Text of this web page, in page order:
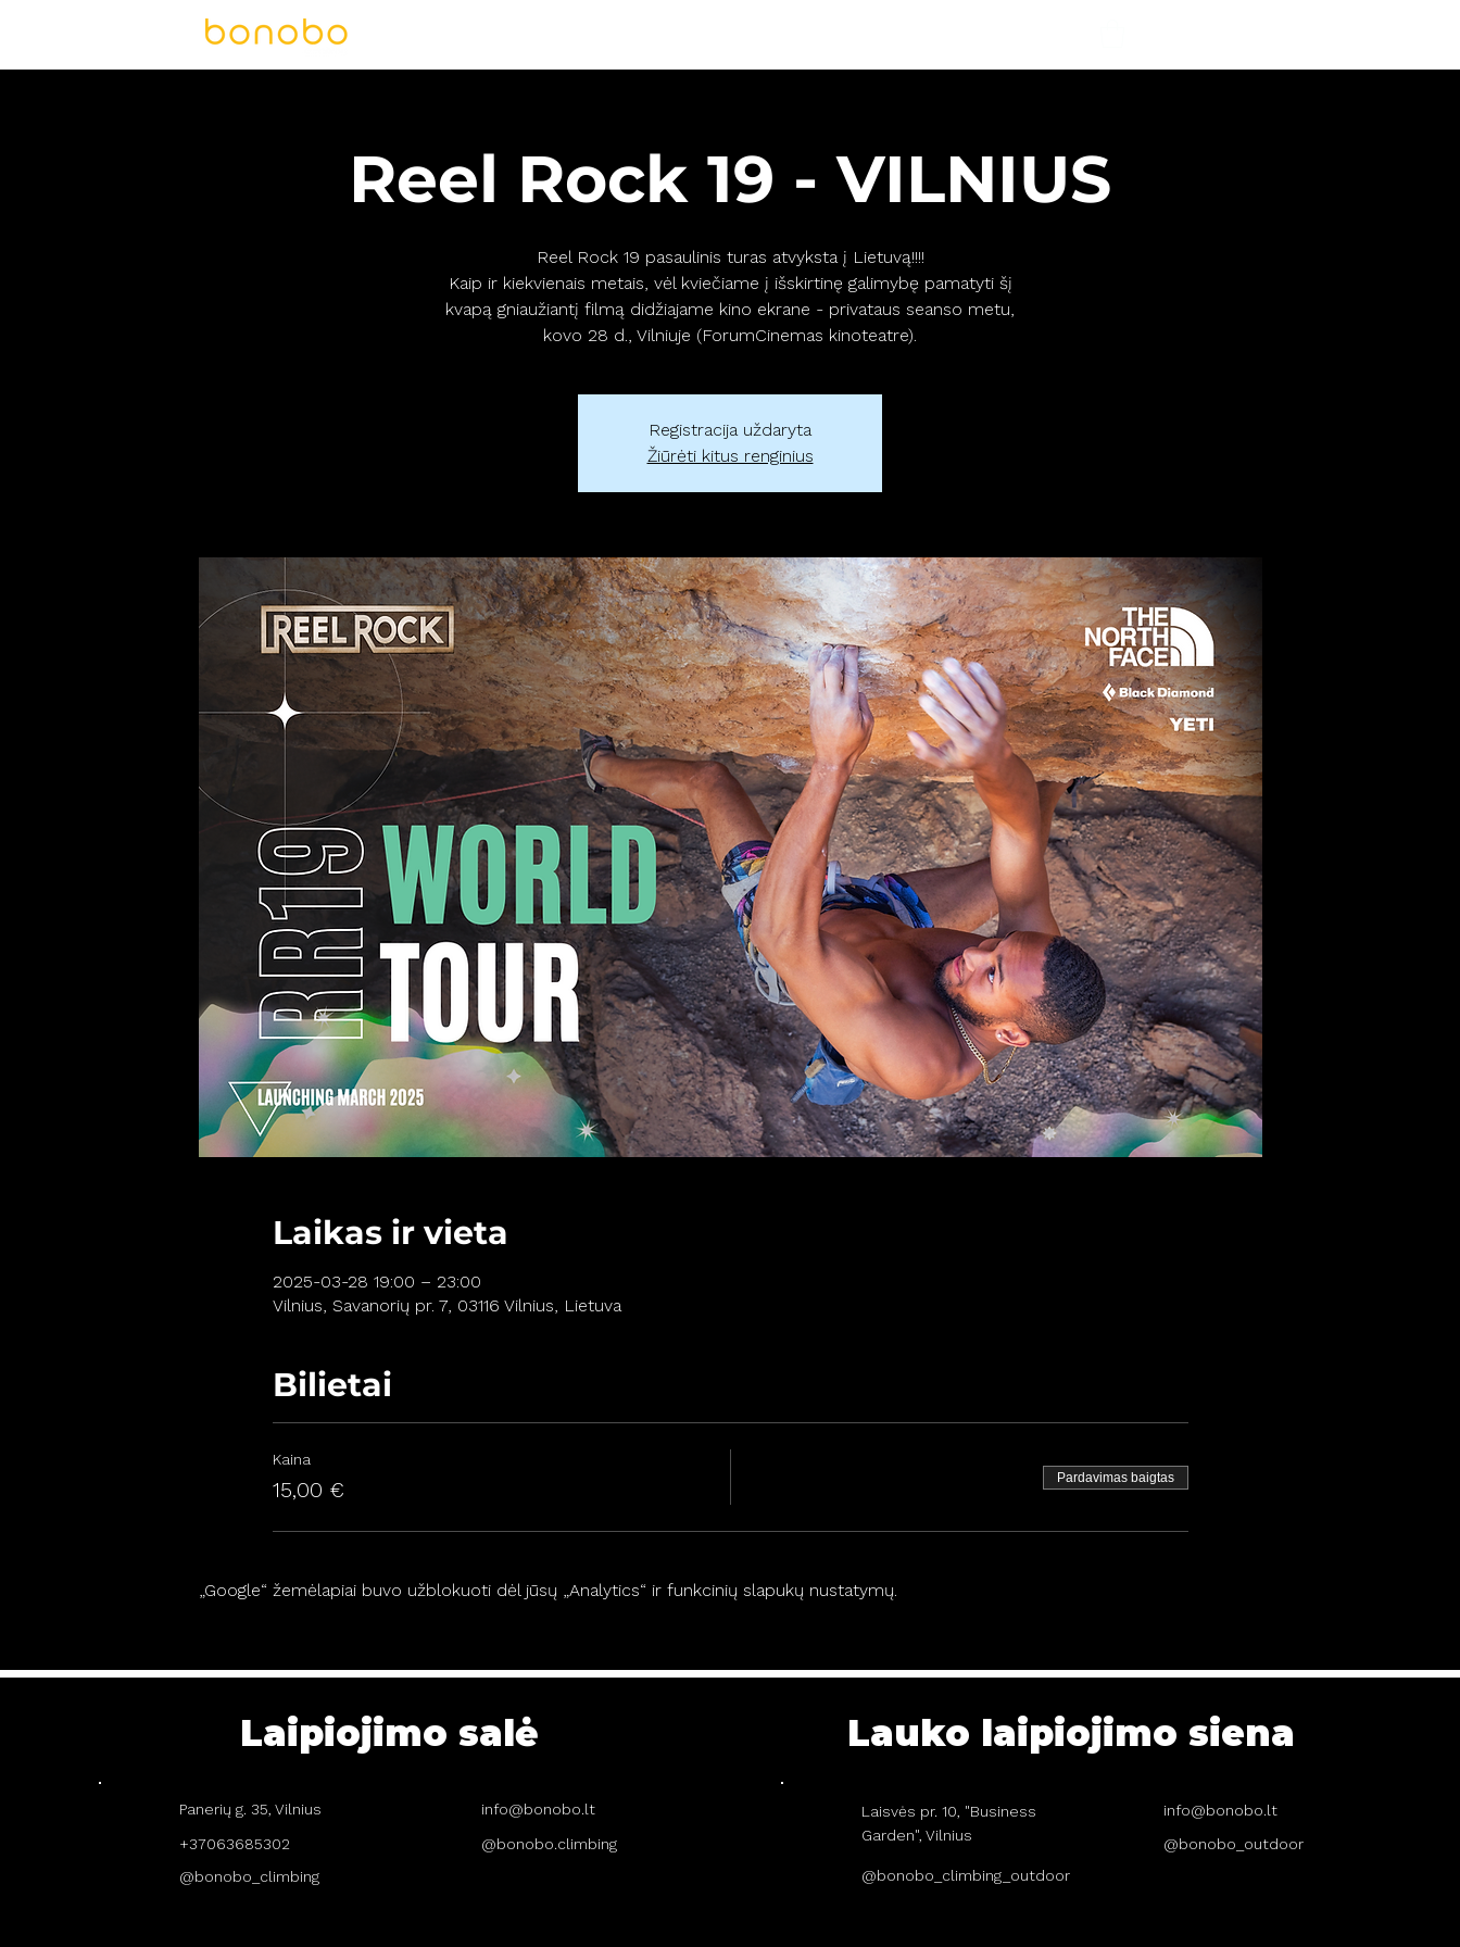
Reel Rock 19 - VILNIUS
Reel Rock 19 pasaulinis turas atvyksta į Lietuvą!!!!
Kaip ir kiekvienais metais, vėl kviečiame į išskirtinę galimybę pamatyti šį
kvapą gniaužiantį filmą didžiajame kino ekrane - privataus seanso metu,
kovo 28 d., Vilniuje (ForumCinemas kinoteatre).
Registracija uždaryta
Žiūrėti kitus renginius
Laikas ir vieta
2025-03-28 19:00 – 23:00
Vilnius, Savanorių pr. 7, 03116 Vilnius, Lietuva
Bilietai
Kaina
15,00 € Pardavimas baigtas
„Google“ žemėlapiai buvo užblokuoti dėl jūsų „Analytics“ ir funkcinių slapukų nustatymų.
Laipiojimo salė
Panerių g. 35, Vilnius
+37063685302
@bonobo_climbing
info@bonobo.lt
@bonobo.climbing
Lauko laipiojimo siena
Laisvės pr. 10, "Business
Garden", Vilnius
info@bonobo.lt
@bonobo_outdoor
@bonobo_climbing_outdoor